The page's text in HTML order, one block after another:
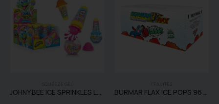
JOHNY BEE ICE SPRINKLES LAB 12TEM BURMAR FLAX ICE POPS 96 TEM